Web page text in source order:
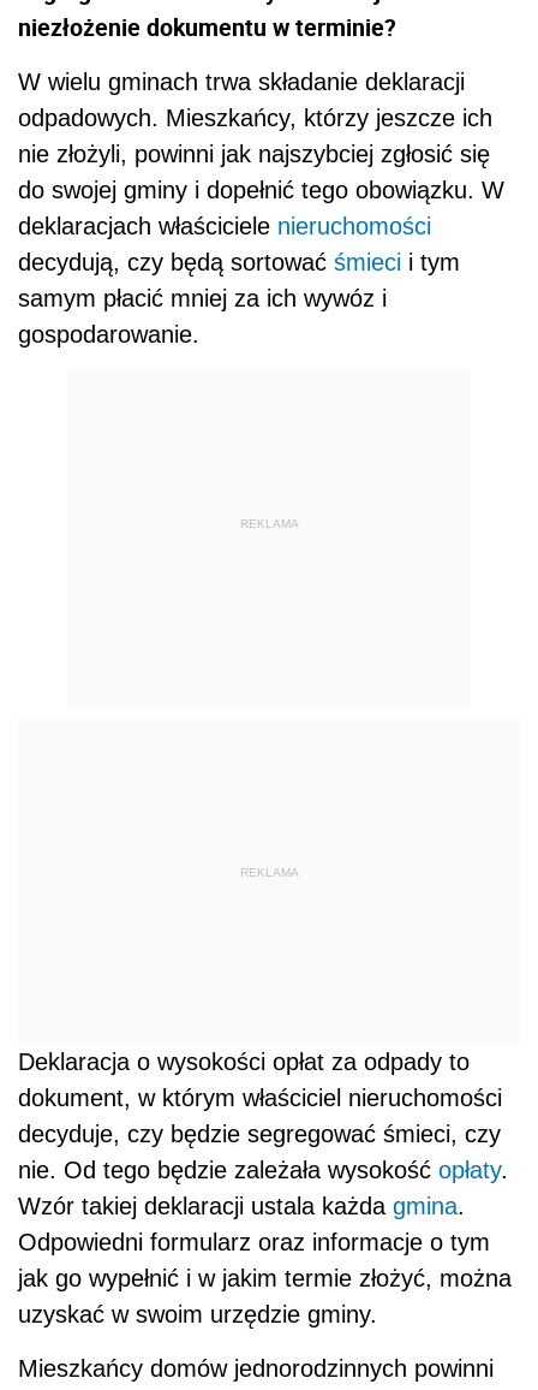
niezłożenie dokumentu w terminie?
W wielu gminach trwa składanie deklaracji
odpadowych. Mieszkańcy, którzy jeszcze ich
nie złożyli, powinni jak najszybciej zgłosić się
do swojej gminy i dopełnić tego obowiązku. W
deklaracjach właściciele nieruchomości
decydują, czy będą sortować śmieci i tym
samym płacić mniej za ich wywóz i
gospodarowanie.
REKLAMA
REKLAMA
Deklaracja o wysokości opłat za odpady to
dokument, w którym właściciel nieruchomości
decyduje, czy będzie segregować śmieci, czy
nie. Od tego będzie zależała wysokość opłaty.
Wzór takiej deklaracji ustala każda gmina.
Odpowiedni formularz oraz informacje o tym
jak go wypełnić i w jakim termie złożyć, można
uzyskać w swoim urzędzie gminy.
Mieszkańcy domów jednorodzinnych powinni